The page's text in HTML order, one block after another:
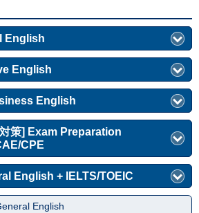
English
English
English
策] Exam Preparation
CPE
English + IELTS/TOEIC
English